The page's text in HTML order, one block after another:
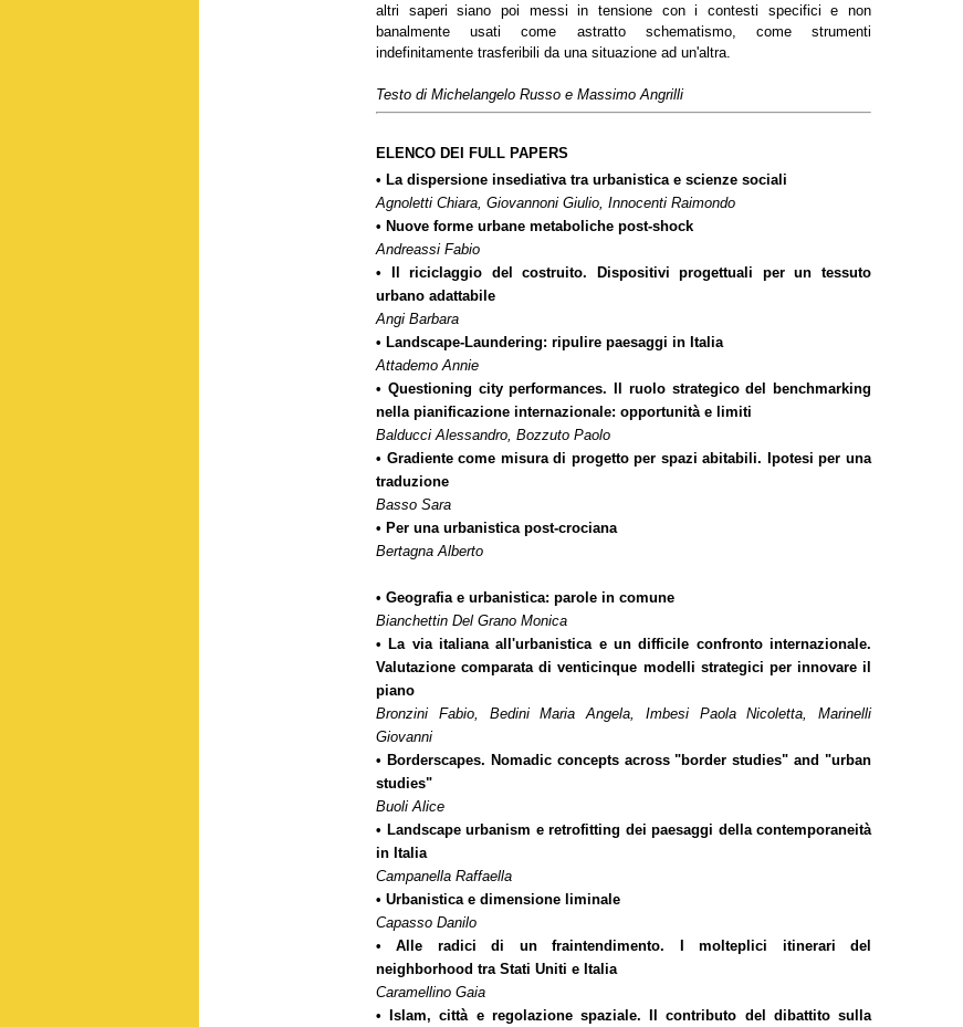
altri saperi siano poi messi in tensione con i contesti specifici e non
banalmente usati come astratto schematismo, come strumenti
indefinitamente trasferibili da una situazione ad un'altra.
Testo di Michelangelo Russo e Massimo Angrilli
ELENCO DEI FULL PAPERS
• La dispersione insediativa tra urbanistica e scienze sociali
Agnoletti Chiara, Giovannoni Giulio, Innocenti Raimondo
• Nuove forme urbane metaboliche post-shock
Andreassi Fabio
• Il riciclaggio del costruito. Dispositivi progettuali per un tessuto
urbano adattabile
Angi Barbara
• Landscape-Laundering: ripulire paesaggi in Italia
Attademo Annie
• Questioning city performances. Il ruolo strategico del benchmarking
nella pianificazione internazionale: opportunità e limiti
Balducci Alessandro, Bozzuto Paolo
• Gradiente come misura di progetto per spazi abitabili. Ipotesi per una
traduzione
Basso Sara
• Per una urbanistica post-crociana
Bertagna Alberto
• Geografia e urbanistica: parole in comune
Bianchettin Del Grano Monica
• La via italiana all'urbanistica e un difficile confronto internazionale.
Valutazione comparata di venticinque modelli strategici per innovare il
piano
Bronzini Fabio, Bedini Maria Angela, Imbesi Paola Nicoletta, Marinelli
Giovanni
• Borderscapes. Nomadic concepts across "border studies" and "urban
studies"
Buoli Alice
• Landscape urbanism e retrofitting dei paesaggi della contemporaneità
in Italia
Campanella Raffaella
• Urbanistica e dimensione liminale
Capasso Danilo
• Alle radici di un fraintendimento. I molteplici itinerari del
neighborhood tra Stati Uniti e Italia
Caramellino Gaia
• Islam, città e regolazione spaziale. Il contributo del dibattito sulla